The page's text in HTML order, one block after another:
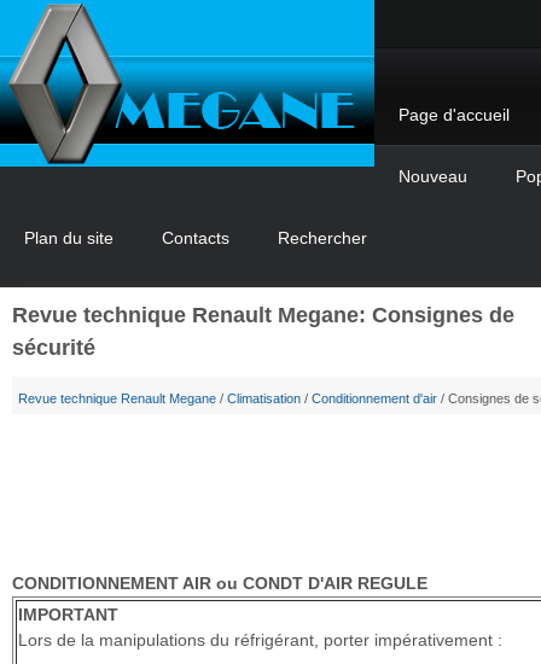
Page d'accueil
Nouveau
Plan du site Contacts Rechercher
Revue technique Renault Megane: Consignes de
sécurité
Revue technique Renault Megane / Climatisation / Conditionnement d'air / Consignes de
CONDITIONNEMENT AIR ou CONDT D'AIR REGULE
IMPORTANT
Lors de la manipulations du réfrigérant, porter impérativement :